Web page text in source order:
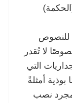
للنصوص
لا تُقدر
التي
أمثلةً
مجرد نصب